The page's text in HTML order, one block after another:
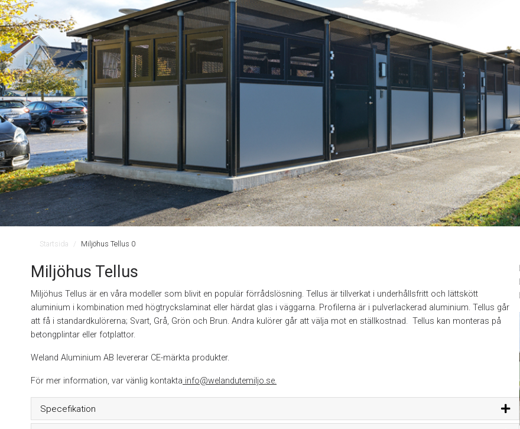
Startsida Miljöhus Tellus 0
Miljöhus Tellus
Miljöhus Tellus är en våra modeller som blivit en populär förrådslösning. Tellus är tillverkat i underhållsfritt och lättskött
aluminium i kombination med högtryckslaminat eller härdat glas i väggarna. Profilerna är i pulverlackerad aluminium. Tellus går
att få i standardkulörerna; Svart, Grå, Grön och Brun. Andra kulörer går att välja mot en ställkostnad. Tellus kan monteras på
betongplintar eller fotplattor.
Weland Aluminium AB levererar CE-märkta produkter.
För mer information, var vänlig kontakta info@welandutemiljo.se.
Specefikation